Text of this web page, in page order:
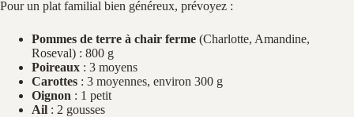
Pour un plat familial bien généreux, prévoyez :
Pommes de terre à chair ferme (Charlotte, Amandine,
Roseval) : 800 g
Poireaux : 3 moyens
Carottes : 3 moyennes, environ 300 g
Oignon : 1 petit
Ail : 2 gousses